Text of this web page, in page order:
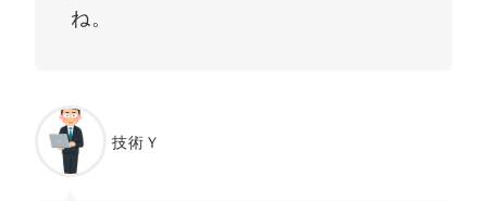
ね。
技術Ｙ